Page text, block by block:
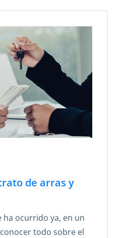
de arras y
ha ocurrido ya, en un
todo sobre el